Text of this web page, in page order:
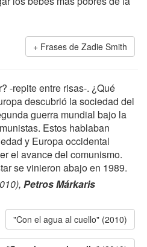
Frases de Zadie Smith
-repite entre risas-. ¿Qué
descubrió la sociedad del
guerra mundial bajo la
Estos hablaban
y Europa occidental
el avance del comunismo.
se vinieron abajo en 1989.
Petros Márkaris
"Con el agua al cuello" (2010)